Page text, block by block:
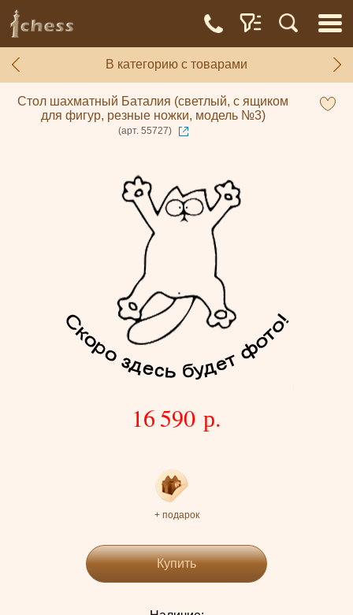
В категорию с товарами
Стол шахматный Баталия (светлый, с ящиком
для фигур, резные ножки, модель №3)
(арт. 55727)
16 590 р.
+ подарок
Купить